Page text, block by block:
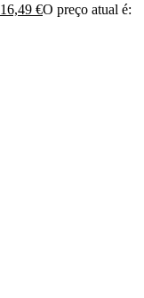
16,49 €O preço atual é: